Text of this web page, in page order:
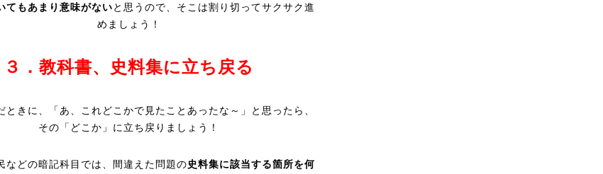
てもあまり意味がないと思うので、そこは割り切ってサクサク進
めましょう！
３．教科書、史料集に立ち戻る
ときに、「あ、これどこかで見たことあったな～」と思ったら、
その「どこか」に立ち戻りましょう！
などの暗記科目では、間違えた問題の史料集に該当する箇所を何